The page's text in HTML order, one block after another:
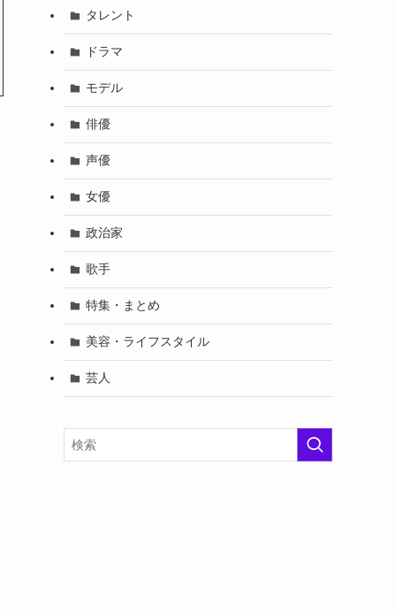
タレント
ドラマ
モデル
俳優
声優
女優
政治家
歌手
特集・まとめ
美容・ライフスタイル
芸人